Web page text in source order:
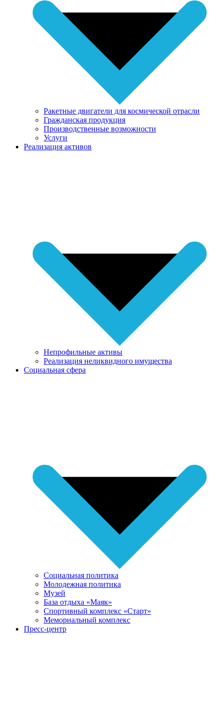
Ракетные двигатели для космической отрасли
Гражданская продукция
Производственные возможности
Услуги
Реализация активов
Непрофильные активы
Реализация неликвидного имущества
Социальная сфера
Социальная политика
Молодежная политика
Музей
База отдыха «Маяк»
Спортивный комплекс «Старт»
Мемориальный комплекс
Пресс-центр